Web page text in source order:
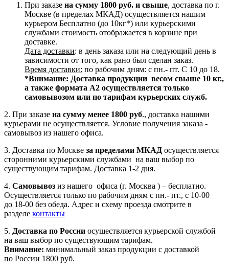
При заказе на сумму 1800 руб. и свыше, доставка по г.
Москве (в пределах МКАД) осуществляется нашим
курьером Бесплатно (до 10кг*) или курьерскими
службами стоимость отображается в корзине при
доставке.
Дата доставки: в день заказа или на следующий день в
зависимости от того, как рано был сделан заказ.
Время доставки: по рабочим дням: с пн.- пт. С 10 до 18.
*Внимание: Доставка продукции весом свыше 10 кг.,
а также формата А2 осуществляется только
самовывозом или по тарифам курьерских служб.
2. При заказе на сумму менее 1800 руб., доставка нашими
курьерами не осуществляется. Условие получения заказа -
самовывоз из нашего офиса.
3. Доставка по Москве за пределами МКАД осуществляется
сторонними курьерскими службами на ваш выбор по
существующим тарифам. Доставка 1-2 дня.
4. Самовывоз из нашего офиса (г. Москва ) – бесплатно.
Осуществляется только по рабочим дням с пн.- пт., с 10-00
до 18-00 без обеда. Адрес и схему проезда смотрите в
разделе контакты
5. Доставка по России осуществляется курьерской службой
на ваш выбор по существующим тарифам.
Внимание: минимальный заказ продукции с доставкой
по России 1800 руб.